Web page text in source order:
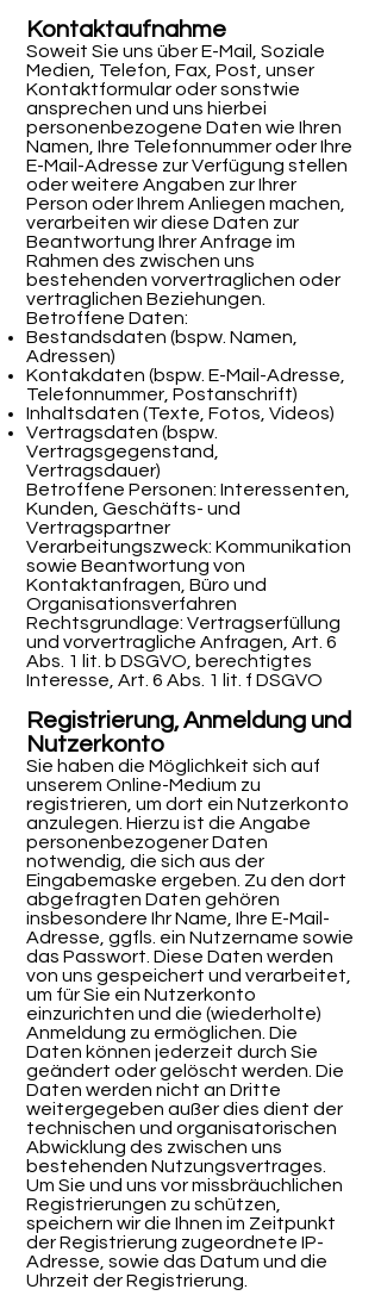
Kontaktaufnahme
Soweit Sie uns über E-Mail, Soziale
Medien, Telefon, Fax, Post, unser
Kontaktformular oder sonstwie
ansprechen und uns hierbei
personenbezogene Daten wie Ihren
Namen, Ihre Telefonnummer oder Ihre
E-Mail-Adresse zur Verfügung stellen
oder weitere Angaben zur Ihrer
Person oder Ihrem Anliegen machen,
verarbeiten wir diese Daten zur
Beantwortung Ihrer Anfrage im
Rahmen des zwischen uns
bestehenden vorvertraglichen oder
vertraglichen Beziehungen.
Betroffene Daten:
Bestandsdaten (bspw. Namen,
Adressen)
Kontakdaten (bspw. E-Mail-Adresse,
Telefonnummer, Postanschrift)
Inhaltsdaten (Texte, Fotos, Videos)
Vertragsdaten (bspw.
Vertragsgegenstand,
Vertragsdauer)
Betroffene Personen: Interessenten,
Kunden, Geschäfts- und
Vertragspartner
Verarbeitungszweck: Kommunikation
sowie Beantwortung von
Kontaktanfragen, Büro und
Organisationsverfahren
Rechtsgrundlage: Vertragserfüllung
und vorvertragliche Anfragen, Art. 6
Abs. 1 lit. b DSGVO, berechtigtes
Interesse, Art. 6 Abs. 1 lit. f DSGVO
Registrierung, Anmeldung und
Nutzerkonto
Sie haben die Möglichkeit sich auf
unserem Online-Medium zu
registrieren, um dort ein Nutzerkonto
anzulegen. Hierzu ist die Angabe
personenbezogener Daten
notwendig, die sich aus der
Eingabemaske ergeben. Zu den dort
abgefragten Daten gehören
insbesondere Ihr Name, Ihre E-Mail-
Adresse, ggfls. ein Nutzername sowie
das Passwort. Diese Daten werden
von uns gespeichert und verarbeitet,
um für Sie ein Nutzerkonto
einzurichten und die (wiederholte)
Anmeldung zu ermöglichen. Die
Daten können jederzeit durch Sie
geändert oder gelöscht werden. Die
Daten werden nicht an Dritte
weitergegeben außer dies dient der
technischen und organisatorischen
Abwicklung des zwischen uns
bestehenden Nutzungsvertrages.
Um Sie und uns vor missbräuchlichen
Registrierungen zu schützen,
speichern wir die Ihnen im Zeitpunkt
der Registrierung zugeordnete IP-
Adresse, sowie das Datum und die
Uhrzeit der Registrierung.